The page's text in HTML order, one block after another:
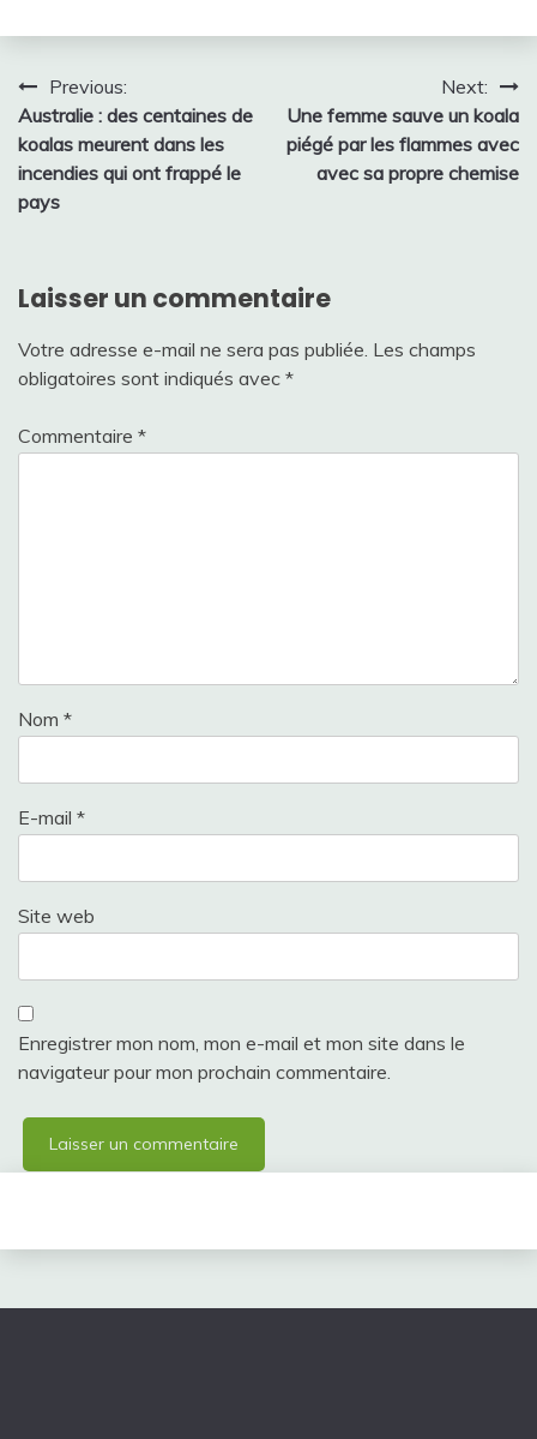
Navigation
de
l’article
Previous:
Australie : des centaines de
koalas meurent dans les
incendies qui ont frappé le
pays
Next:
Une femme sauve un koala
piégé par les flammes avec
avec sa propre chemise
Laisser un commentaire
Votre adresse e-mail ne sera pas publiée. Les champs
obligatoires sont indiqués avec *
Commentaire *
Nom *
E-mail *
Site web
Enregistrer mon nom, mon e-mail et mon site dans le
navigateur pour mon prochain commentaire.